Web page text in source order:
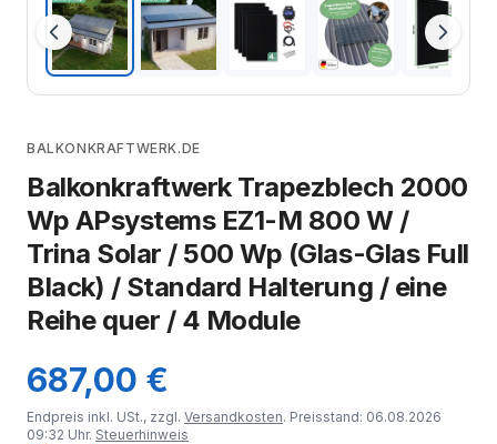
BALKONKRAFTWERK.DE
Balkonkraftwerk Trapezblech 2000
Wp APsystems EZ1-M 800 W /
Trina Solar / 500 Wp (Glas-Glas Full
Black) / Standard Halterung / eine
Reihe quer / 4 Module
687,00 €
Endpreis inkl. USt., zzgl. Versandkosten. Preisstand: 06.08.2026
09:32 Uhr. Steuerhinweis